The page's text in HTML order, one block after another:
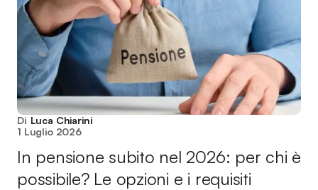
Di Luca Chiarini
1 Luglio 2026
In pensione subito nel 2026: per chi è
possibile? Le opzioni e i requisiti